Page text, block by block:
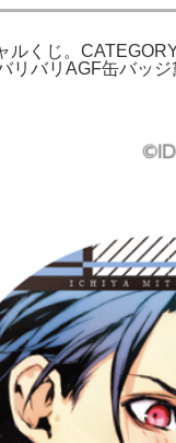
くじ。
リバリAGF缶バッジ